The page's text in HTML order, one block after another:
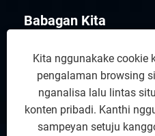
Babagan Kita
Produk
Hubungi Kita
Kita nggunakake cookie
pengalaman browsing
nganalisa lalu lintas
konten pribadi. Kanthi
sampeyan setuju